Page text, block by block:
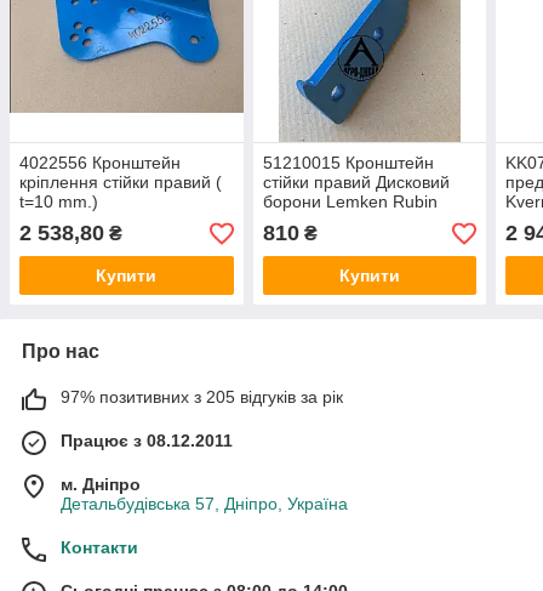
4022556 Кронштейн
кріплення стійки правий (
t=10 mm.)
2 538,80 ₴
Купити
51210015 Кронштейн
стійки правий Дисковий
борони Lemken Rubin
(41210101)
810₴
Купити
2
Про нас
97% позитивних з 205 відгуків за рік
Працює з 08.12.2011
м. Дніпро
Детальбудівська 57, Дніпро, Україна
Контакти